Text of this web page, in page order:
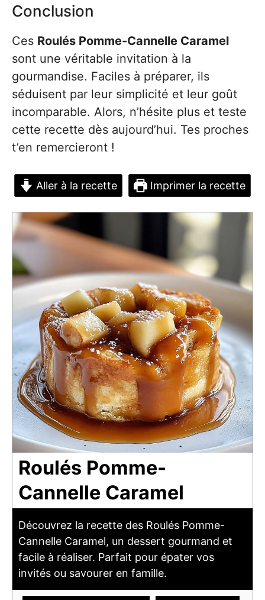
Conclusion
Ces Roulés Pomme-Cannelle Caramel
sont une véritable invitation à la
gourmandise. Faciles à préparer, ils
séduisent par leur simplicité et leur goût
incomparable. Alors, n’hésite plus et teste
cette recette dès aujourd’hui. Tes proches
t’en remercieront !
Aller à la recette Imprimer la recette
Roulés Pomme-
Cannelle Caramel
Découvrez la recette des Roulés Pomme-
Cannelle Caramel, un dessert gourmand et
facile à réaliser. Parfait pour épater vos
invités ou savourer en famille.